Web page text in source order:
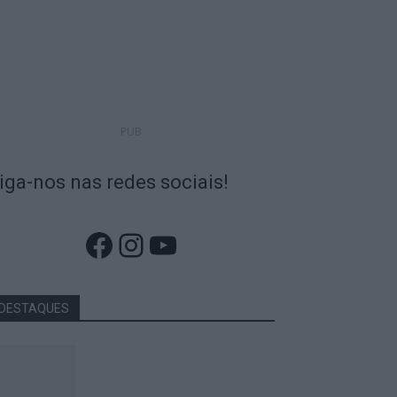
nos nas redes sociais!
Facebook
Instagram
YouTube